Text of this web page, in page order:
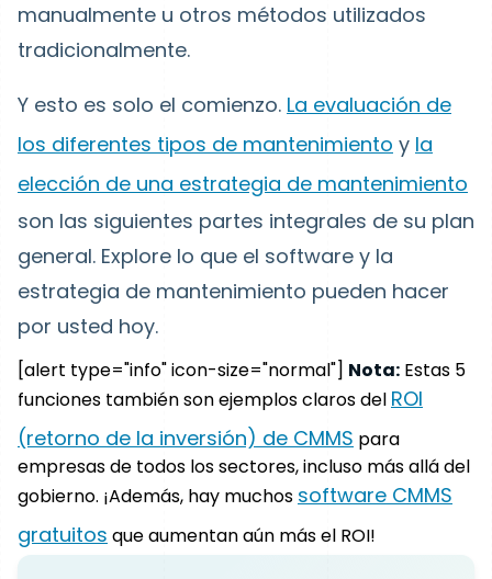
manualmente u otros métodos utilizados
tradicionalmente.
Y esto es solo el comienzo. La evaluación de
los diferentes tipos de mantenimiento y la
elección de una estrategia de mantenimiento
son las siguientes partes integrales de su plan
general. Explore lo que el software y la
estrategia de mantenimiento pueden hacer
por usted hoy.
[alert type="info" icon-size="normal"] Nota: Estas 5
funciones también son ejemplos claros del ROI
(retorno de la inversión) de CMMS para
empresas de todos los sectores, incluso más allá del
gobierno. ¡Además, hay muchos software CMMS
gratuitos que aumentan aún más el ROI!